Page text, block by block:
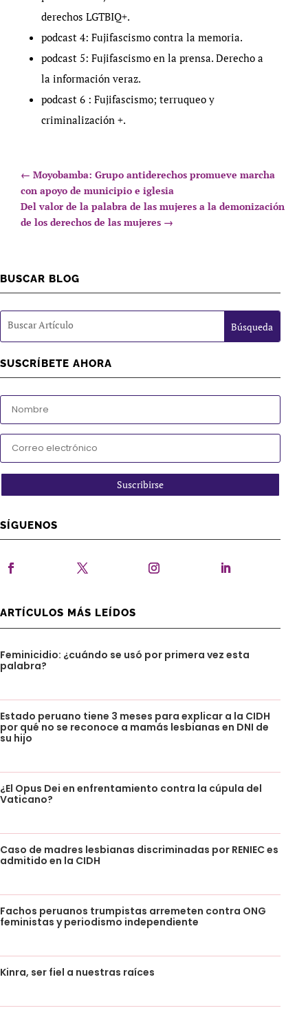
derechos LGTBIQ+.
podcast 4: Fujifascismo contra la memoria.
podcast 5: Fujifascismo en la prensa. Derecho a
la información veraz.
podcast 6 : Fujifascismo; terruqueo y
criminalización +.
← Moyobamba: Grupo antiderechos promueve marcha
con apoyo de municipio e iglesia
Del valor de la palabra de las mujeres a la demonización
de los derechos de las mujeres →
BUSCAR BLOG
SUSCRÍBETE AHORA
Suscribirse
SÍGUENOS
ARTÍCULOS MÁS LEÍDOS
Feminicidio: ¿cuándo se usó por primera vez esta
palabra?
Estado peruano tiene 3 meses para explicar a la CIDH
por qué no se reconoce a mamás lesbianas en DNI de
su hijo
¿El Opus Dei en enfrentamiento contra la cúpula del
Vaticano?
Caso de madres lesbianas discriminadas por RENIEC es
admitido en la CIDH
Fachos peruanos trumpistas arremeten contra ONG
feministas y periodismo independiente
Kinra, ser fiel a nuestras raíces